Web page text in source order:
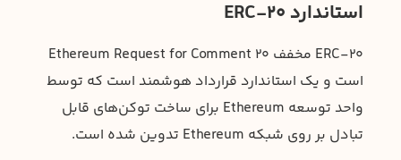
استاندارد ERC-20
ERC-20 مخفف Ethereum Request for Comment 20
است و یک استاندارد قرارداد هوشمند است که توسط
واحد توسعه Ethereum برای ساخت توکن‌های قابل
تبادل بر روی شبکه Ethereum تدوین شده است.